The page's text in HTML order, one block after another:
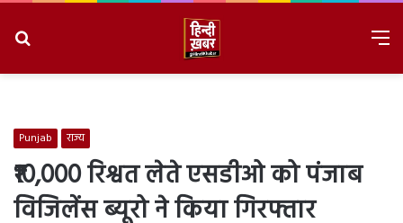
Punjab राज्य
₹10,000 रिश्वत लेते एसडीओ को पंजाब
विजिलेंस ब्यूरो ने किया गिरफ्तार